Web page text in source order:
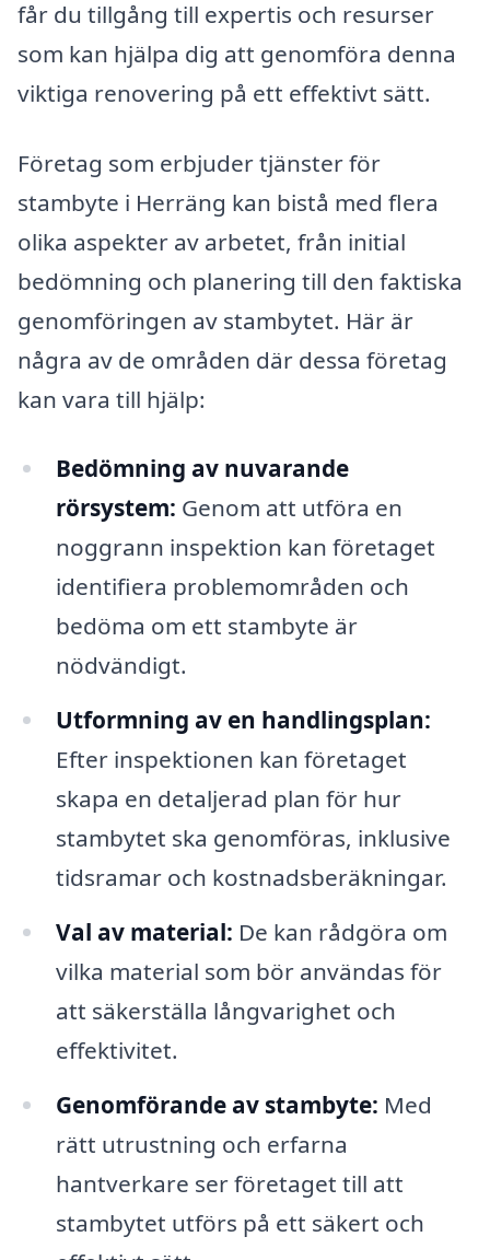
får du tillgång till expertis och resurser
som kan hjälpa dig att genomföra denna
viktiga renovering på ett effektivt sätt.
Företag som erbjuder tjänster för
stambyte i Herräng kan bistå med flera
olika aspekter av arbetet, från initial
bedömning och planering till den faktiska
genomföringen av stambytet. Här är
några av de områden där dessa företag
kan vara till hjälp:
Bedömning av nuvarande
rörsystem: Genom att utföra en
noggrann inspektion kan företaget
identifiera problemområden och
bedöma om ett stambyte är
nödvändigt.
Utformning av en handlingsplan:
Efter inspektionen kan företaget
skapa en detaljerad plan för hur
stambytet ska genomföras, inklusive
tidsramar och kostnadsberäkningar.
Val av material: De kan rådgöra om
vilka material som bör användas för
att säkerställa långvarighet och
effektivitet.
Genomförande av stambyte: Med
rätt utrustning och erfarna
hantverkare ser företaget till att
stambytet utförs på ett säkert och